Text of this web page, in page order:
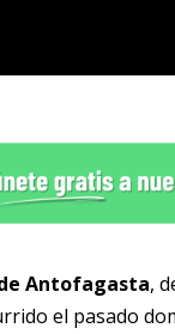
Antofagasta,
el pasado